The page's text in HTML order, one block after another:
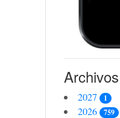
Archivos
2027 1
2026 759